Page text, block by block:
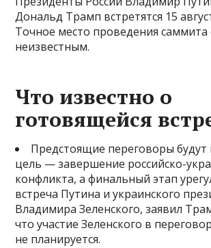
Дональд Трамп встретятся 15
Точное место проведения саммита
неизвестным.
Что известно о
готовящейся
Предстоящие переговоры
цель — завершение российско-
конфликта, а финальный этап
встреча Путина и украинского
Владимира Зеленского, заявил
что участие Зеленского в
не планируется.